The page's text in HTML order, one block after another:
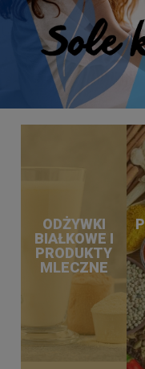
ODŻYWKI
BIAŁKOWE I
PRODUKTY
MLECZNE